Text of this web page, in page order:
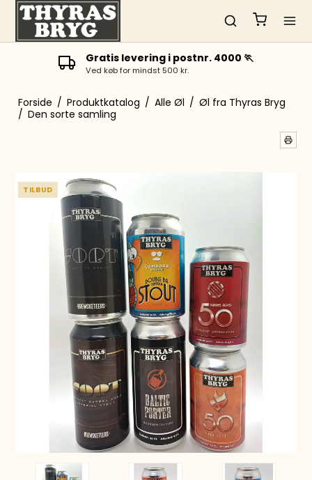
Gratis levering i postnr. 4000 🏃
Ved køb for mindst 500 kr.
Forside / Produktkatalog / Alle Øl / Øl fra Thyras Bryg
/ Den sorte samling
TILBUD